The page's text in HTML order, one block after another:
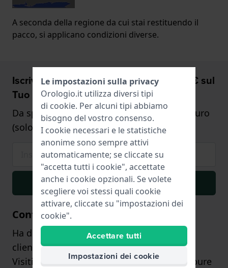
A seconda della regione da cui stai restituendo il
pacco, si applicano condizioni diverse.
Iscriviti ora e riceverai uno sconto del 5€ sul
Tuo prossimo orologio.
Da spendere per un ordine di minimo 75 euro
(solo sugli orologi)
Iscriviti
Contattaci
Ha domande? Il nostro team di assistenza
clienti sarà lieto di aiutarLa!
Visiti la nostra pagina dei contatti
, oppure
Le impostazioni sulla privacy
Orologio.it utilizza diversi tipi
di cookie. Per alcuni tipi abbiamo
bisogno del vostro consenso.
I cookie necessari e le statistiche
anonime sono sempre attivi
automaticamente; se cliccate su
"accetta tutti i cookie", accettate
anche i cookie opzionali. Se volete
scegliere voi stessi quali cookie
attivare, cliccate su "impostazioni dei
cookie".
Accettare tutti
Impostazioni dei cookie